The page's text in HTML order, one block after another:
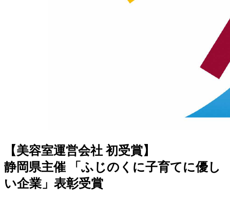
【美容室運営会社 初受賞】
静岡県主催 「ふじのくに子育てに優し
い企業」表彰受賞